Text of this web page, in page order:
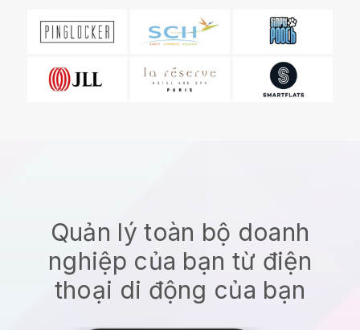
Quản lý toàn bộ doanh
nghiệp của bạn từ điện
thoại di động của bạn